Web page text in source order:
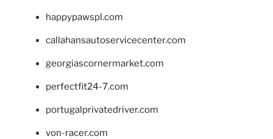
happypawspl.com
callahansautoservicecenter.com
georgiascornermarket.com
perfectfit24-7.com
portugalprivatedriver.com
von-racer.com